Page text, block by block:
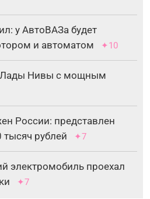
у АвтоВАЗа будет
и автоматом
✦10
Лады Нивы с мощным
России: представлен
рублей
✦7
электромобиль проехал
✦7